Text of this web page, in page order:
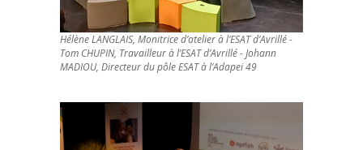
Hélène LANGLAIS, Monitrice d’atelier à l’ESAT d’Avrillé -
Tom CHUPIN, Travailleur à l’ESAT d’Avrillé - Johann
MADIOU, Directeur du pôle ESAT à l’Adapei 49